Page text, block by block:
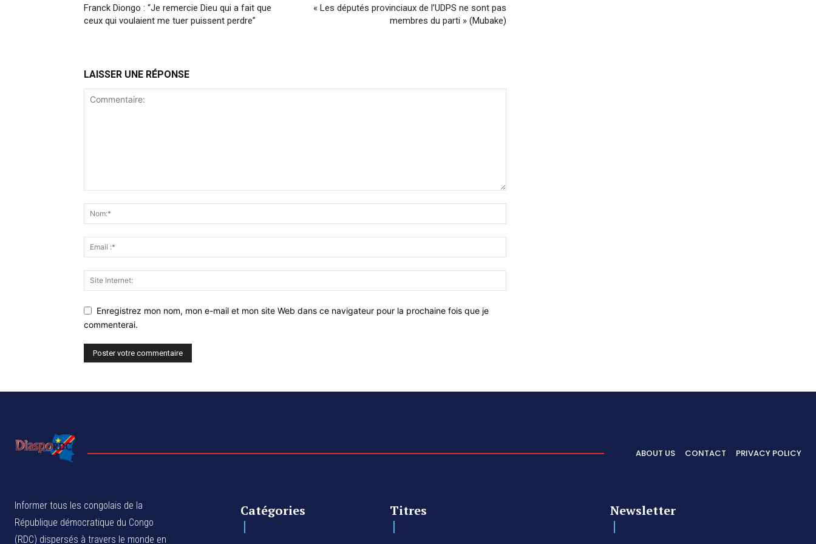
Franck Diongo : “Je remercie Dieu qui a fait que
ceux qui voulaient me tuer puissent perdre”
« Les députés provinciaux de l’UDPS ne sont pas
membres du parti » (Mubake)
LAISSER UNE RÉPONSE
Enregistrez mon nom, mon e-mail et mon site Web dans ce navigateur pour la prochaine fois que je
commenterai.
ABOUT US CONTACT PRIVACY POLICY
Informer tous les congolais de la
République démocratique du Congo
(RDC) dispersés à travers le monde en
Catégories Titres Newsletter